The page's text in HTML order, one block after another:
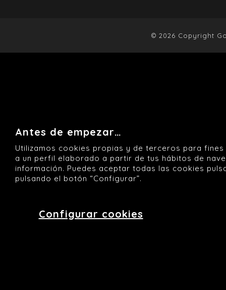
© 2026 Copyright
Antes de empezar…
Utilizamos cookies propias y de terceros para
a un perfil elaborado a partir de tus hábitos de
información. Puedes aceptar todas las cookies
pulsando el botón “Configurar”.
Configurar cookies